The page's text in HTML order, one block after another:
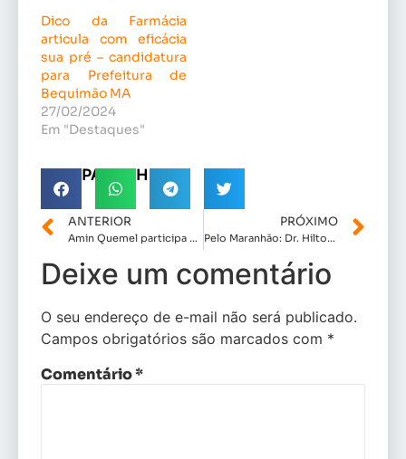
Dico da Farmácia
articula com eficácia
sua pré – candidatura
para Prefeitura de
Bequimão MA
27/02/2024
Em "Destaques"
COMPARTILHE!
ANTERIOR
Amin Quemel participa do primeiro dia do Encontro dos Prefeitos em São Luís .
PRÓXIMO
Pelo Maranhão: Dr. Hilton Gonçalo vem recebendo apoio de todo Maranhão.
Deixe um comentário
O seu endereço de e-mail não será publicado.
Campos obrigatórios são marcados com *
Comentário*